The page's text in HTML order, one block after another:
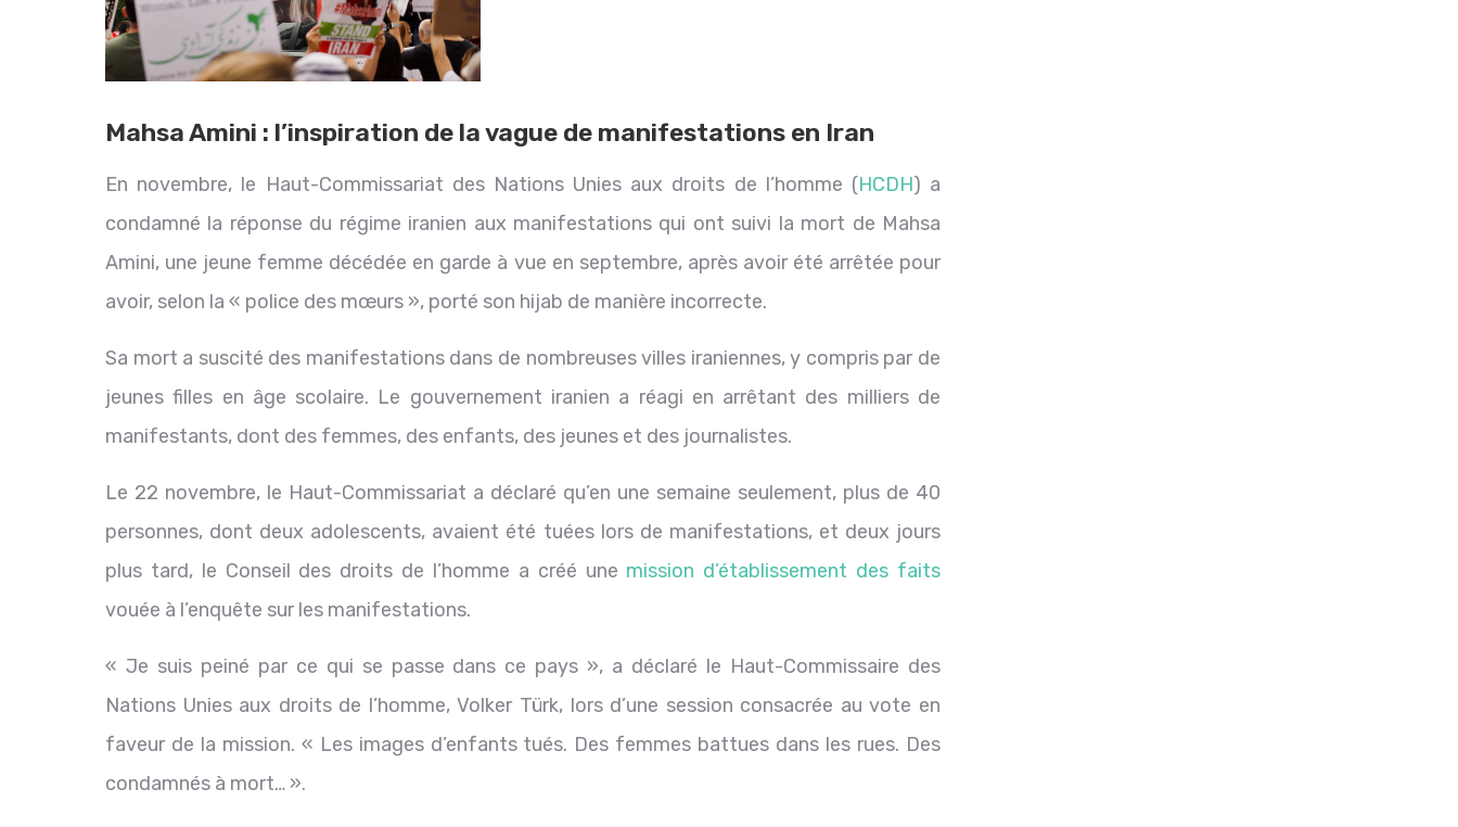
Mahsa Amini : l’inspiration de la vague de manifestations en Iran
En novembre, le Haut-Commissariat des Nations Unies aux droits de l’homme (HCDH) a
condamné la réponse du régime iranien aux manifestations qui ont suivi la mort de Mahsa
Amini, une jeune femme décédée en garde à vue en septembre, après avoir été arrêtée pour
avoir, selon la « police des mœurs », porté son hijab de manière incorrecte.
Sa mort a suscité des manifestations dans de nombreuses villes iraniennes, y compris par de
jeunes filles en âge scolaire. Le gouvernement iranien a réagi en arrêtant des milliers de
manifestants, dont des femmes, des enfants, des jeunes et des journalistes.
Le 22 novembre, le Haut-Commissariat a déclaré qu’en une semaine seulement, plus de 40
personnes, dont deux adolescents, avaient été tuées lors de manifestations, et deux jours
plus tard, le Conseil des droits de l’homme a créé une mission d’établissement des faits
vouée à l’enquête sur les manifestations.
« Je suis peiné par ce qui se passe dans ce pays », a déclaré le Haut-Commissaire des
Nations Unies aux droits de l’homme, Volker Türk, lors d’une session consacrée au vote en
faveur de la mission. « Les images d’enfants tués. Des femmes battues dans les rues. Des
condamnés à mort… ».